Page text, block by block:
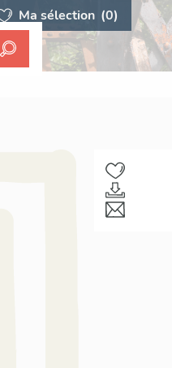
Ma sélection (0)